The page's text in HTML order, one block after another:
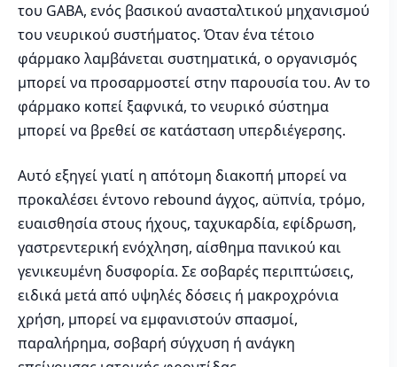
του GABA, ενός βασικού ανασταλτικού μηχανισμού
του νευρικού συστήματος. Όταν ένα τέτοιο
φάρμακο λαμβάνεται συστηματικά, ο οργανισμός
μπορεί να προσαρμοστεί στην παρουσία του. Αν το
φάρμακο κοπεί ξαφνικά, το νευρικό σύστημα
μπορεί να βρεθεί σε κατάσταση υπερδιέγερσης.
Αυτό εξηγεί γιατί η απότομη διακοπή μπορεί να
προκαλέσει έντονο rebound άγχος, αϋπνία, τρόμο,
ευαισθησία στους ήχους, ταχυκαρδία, εφίδρωση,
γαστρεντερική ενόχληση, αίσθημα πανικού και
γενικευμένη δυσφορία. Σε σοβαρές περιπτώσεις,
ειδικά μετά από υψηλές δόσεις ή μακροχρόνια
χρήση, μπορεί να εμφανιστούν σπασμοί,
παραλήρημα, σοβαρή σύγχυση ή ανάγκη